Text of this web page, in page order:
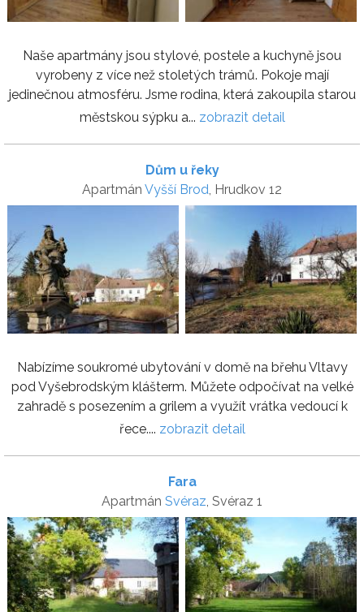
Naše apartmány jsou stylové, postele a kuchyně jsou
vyrobeny z více než stoletých trámů. Pokoje mají
jedinečnou atmosféru. Jsme rodina, která zakoupila starou
městskou sýpku a... zobrazit detail
Dům u řeky
Apartmán Vyšší Brod, Hrudkov 12
Nabízíme soukromé ubytování v domě na břehu Vltavy
pod Vyšebrodským klášterm. Můžete odpočívat na velké
zahradě s posezením a grilem a využít vrátka vedoucí k
řece.... zobrazit detail
Fara
Apartmán Svéraz, Svéraz 1